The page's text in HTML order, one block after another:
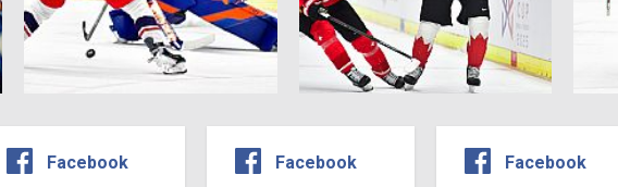
Facebook Facebook Facebook